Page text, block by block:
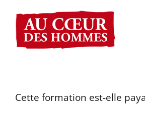
contenu
Cette formation est-elle